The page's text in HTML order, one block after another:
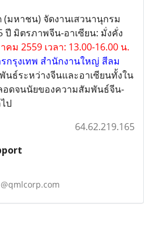
มหาชน) จัดงานเสวนานุกรม
ปี มิตรภาพจีน-อาเซียน: มั่งคั่ง
คม 2559 เวลา: 13.00-16.00 น.
กรุงเทพ สำนักงานใหญ่ สีลม
ธ์ระหว่างจีนและอาเซียนทั้งใน
ดจนนัยของความสัมพันธ์จีน-
ป
64.62.219.165